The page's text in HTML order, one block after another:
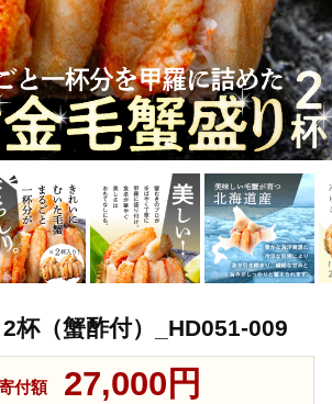
杯（蟹酢付）_HD051-009
付額 27,000円